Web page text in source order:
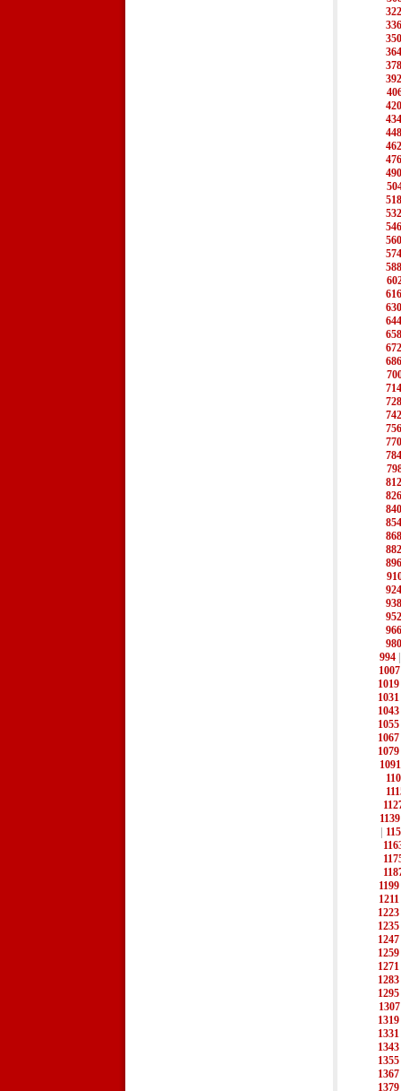
322
336
350
364
378
392
420
434
448
462
476
490
518
532
546
560
574
588
616
630
644
658
672
686
714
728
742
756
770
784
812
826
840
854
868
882
896
924
938
952
966
980
994
1007
1019
1031
1043
1055
1067
1079
1091
1139
1199
1211
1223
1235
1247
1259
1271
1283
1295
1307
1319
1331
1343
1355
1367
1379